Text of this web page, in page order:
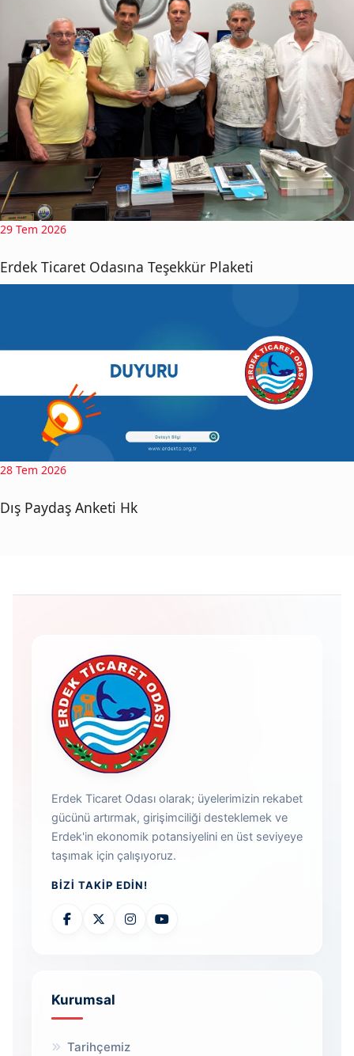
29 Tem 2026
Erdek Ticaret Odasına Teşekkür Plaketi
28 Tem 2026
Dış Paydaş Anketi Hk
Erdek Ticaret Odası olarak; üyelerimizin rekabet
gücünü artırmak, girişimciliği desteklemek ve
Erdek'in ekonomik potansiyelini en üst seviyeye
taşımak için çalışıyoruz.
BIZI TAKIP EDIN!
Kurumsal
Tarihçemiz